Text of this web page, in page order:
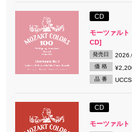
CD
モーツァルト
CD]
発売日
価 格
品 番
CD
モーツァルト